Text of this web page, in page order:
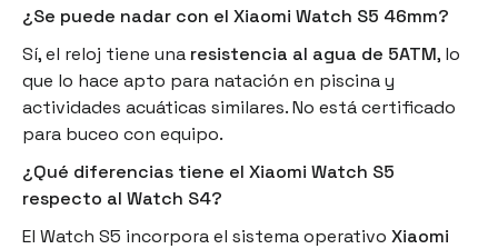
¿Se puede nadar con el Xiaomi Watch S5 46mm?
Sí, el reloj tiene una resistencia al agua de 5ATM, lo
que lo hace apto para natación en piscina y
actividades acuáticas similares. No está certificado
para buceo con equipo.
¿Qué diferencias tiene el Xiaomi Watch S5
respecto al Watch S4?
El Watch S5 incorpora el sistema operativo Xiaomi